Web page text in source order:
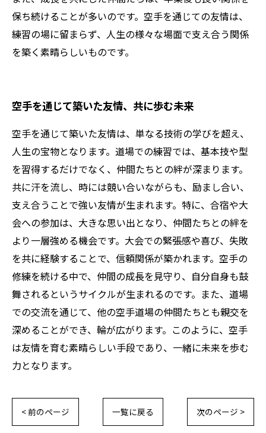
保ち続けることが多いのです。空手を通じての友情は、
練習の場に留まらず、人生の様々な場面で支え合う関係
を築く素晴らしいものです。
空手を通じて築いた友情、共に歩む未来
空手を通じて築いた友情は、単なる技術の学びを超え、
人生の宝物となります。道場での練習では、基本技や型
を習得するだけでなく、仲間たちとの絆が深まります。
共に汗を流し、時には競い合いながらも、励まし合い、
支え合うことで強い友情が生まれます。特に、合宿や大
会への参加は、大きな思い出となり、仲間たちとの絆を
より一層強める機会です。大会での緊張感や喜び、失敗
を共に経験することで、信頼関係が築かれます。空手の
修練を続ける中で、仲間の成長を見守り、自分自身も鼓
舞されるというサイクルが生まれるのです。また、道場
での交流を通じて、他の空手道場の仲間たちとも親交を
深めることができ、輪が広がります。このように、空手
は友情を育む素晴らしい手段であり、一緒に未来を歩む
力となります。
< 前のページ 一覧に戻る 次のページ >